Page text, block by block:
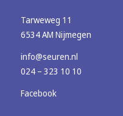
Tarweweg 11
6534 AM Nijmegen
info@seuren.nl
024 – 323 10 10
Facebook